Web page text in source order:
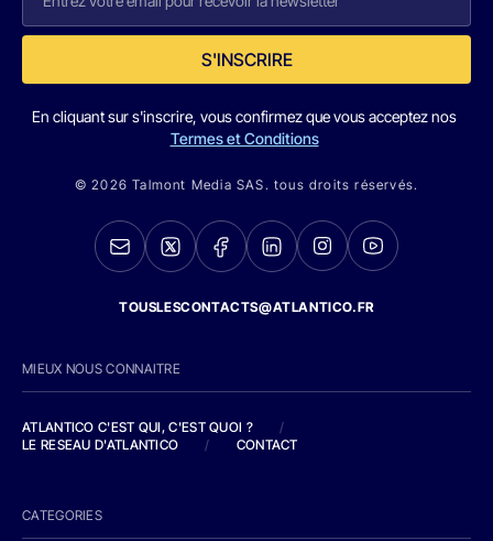
S'INSCRIRE
En cliquant sur s'inscrire, vous confirmez que vous acceptez nos
Termes et Conditions
© 2026 Talmont Media SAS. tous droits réservés.
TOUSLESCONTACTS@ATLANTICO.FR
MIEUX NOUS CONNAITRE
ATLANTICO C'EST QUI, C'EST QUOI ?
/
LE RESEAU D'ATLANTICO
/ CONTACT
CATEGORIES